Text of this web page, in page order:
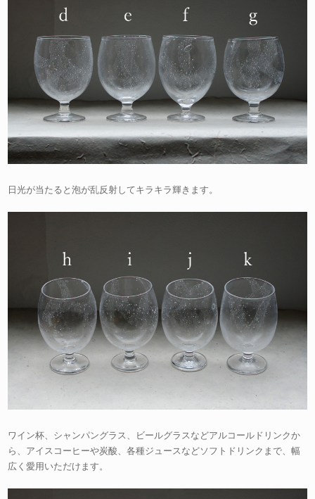
日光が当たると泡が乱反射してキラキラ輝きます。
ワイン杯、シャンパングラス、ビールグラスなどアルコールドリンクか
ら、アイスコーヒーや炭酸、各種ジュースなどソフトドリンクまで、幅
広く愛用いただけます。